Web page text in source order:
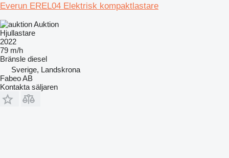
Everun EREL04 Elektrisk kompaktlastare
Auktion
Hjullastare
2022
79 m/h
Bränsle diesel
Sverige, Landskrona
Fabeo AB
Kontakta säljaren